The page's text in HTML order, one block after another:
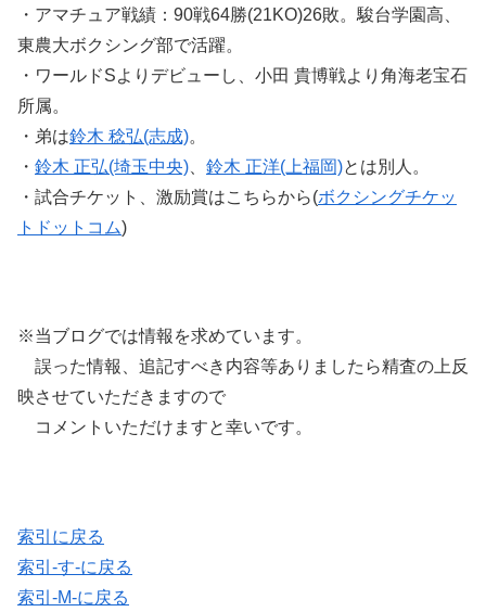
・アマチュア戦績：90戦64勝(21KO)26敗。駿台学園高、
東農大ボクシング部で活躍。
・ワールドSよりデビューし、小田 貴博戦より角海老宝石
所属。
・弟は鈴木 稔弘(志成)。
・ 鈴木 正弘(埼玉中央) 鈴木 正洋(上福岡)とは別人。
・試合チケット、激励賞はこちらから(ボクシングチケッ
トドットコム)
※当ブログでは情報を求めています。
誤った情報、追記すべき内容等ありましたら精査の上反
映させていただきますので
コメントいただけますと幸いです。
索引に戻る
索引-す-に戻る
索引-M-に戻る